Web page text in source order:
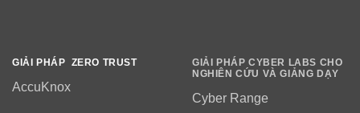
GIẢI PHÁP ZERO TRUST
AccuKnox
GIẢI PHÁP CYBER LABS CHO
NGHIÊN CỨU VÀ GIẢNG DẠY
Cyber Range